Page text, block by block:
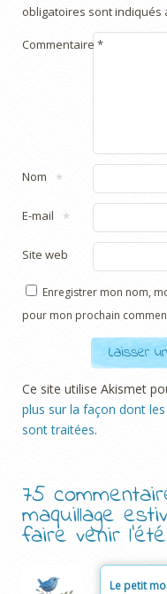
obligatoires sont indiqués
Commentaire *
Nom *
E-mail *
Site web
Enregistrer mon nom,
pour mon prochain
Ce site utilise Akismet
plus sur la façon dont
sont traitées.
75
maquillage
faire venir
Le petit